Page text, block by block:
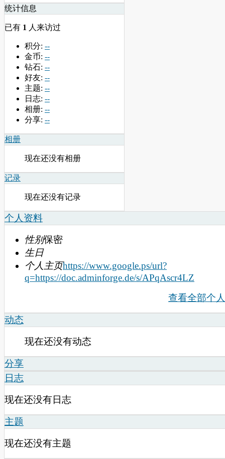
统计信息
已有 1 人来访过
积分: --
金币: --
钻石: --
好友: --
主题: --
日志: --
相册: --
分享: --
相册
现在还没有相册
记录
现在还没有记录
个人资料
性别保密
生日
个人主页https://www.google.ps/url?
q=https://doc.adminforge.de/s/APqAscr4LZ
查看全部个
动态
现在还没有动态
分享
日志
现在还没有日志
主题
现在还没有主题